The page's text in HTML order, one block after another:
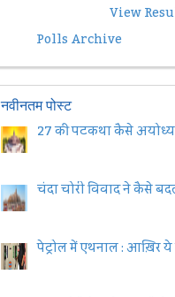
View
Polls Archive
नवीनतम पोस्ट
27 की पटकथा कैसे
चंदा चोरी विवाद ने कैसे
पेट्रोल में एथनाल : आख़िर ये